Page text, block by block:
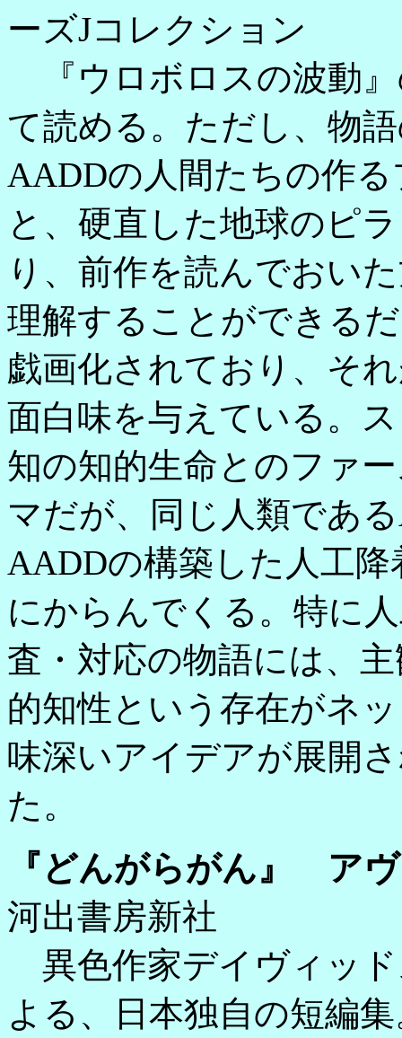
ーズJコレクション
『ウロボロスの波動
て読める。ただし、物
AADDの人間たちの作
と、硬直した地球のピ
り、前作を読んでおい
理解することができる
戯画化されており、そ
面白味を与えている。
知の知的生命とのファ
マだが、同じ人類であ
AADDの構築した人工
にからんでくる。特に
査・対応の物語には、
的知性という存在がネ
味深いアイデアが展開
た。
『どんがらがん』 ア
河出書房新社
異色作家デイヴィッ
よる、日本独自の短編